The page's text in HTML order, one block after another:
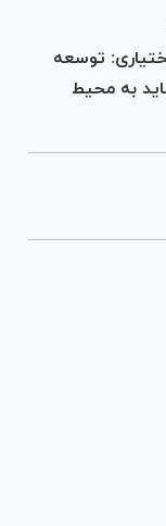
توسعه
به محیط